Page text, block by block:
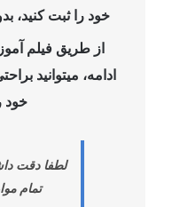
خود را ثبت کنید،
از طریق فیلم
ادامه، میتوانید
خود
لطفا دقت
تمام